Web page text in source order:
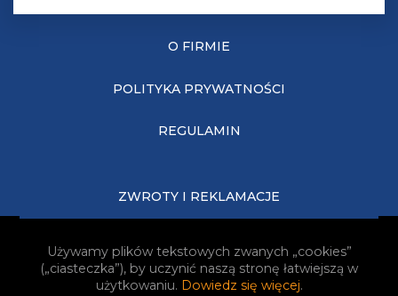
O FIRMIE
POLITYKA PRYWATNOŚCI
REGULAMIN
ZWROTY I REKLAMACJE
JAK KUPOWAĆ?
Używamy plików tekstowych zwanych „cookies”
(„ciasteczka”), by uczynić naszą stronę łatwiejszą w
użytkowaniu. Dowiedz się więcej.